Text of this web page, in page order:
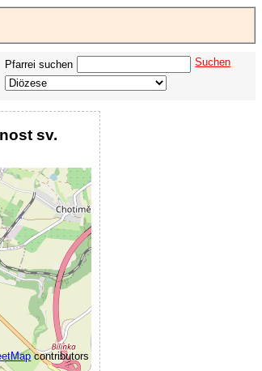
Pfarrei suchen Suchen
sv.
contributors